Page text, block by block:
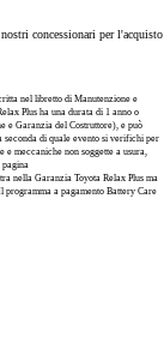
concessionari per l'acquisto
nel libretto di Manutenzione e
Plus ha una durata di 1 anno o
e Garanzia del Costruttore), e può
seconda di quale evento si verifichi per
meccaniche non soggette a usura,
nella Garanzia Toyota Relax Plus ma
a pagamento Battery Care